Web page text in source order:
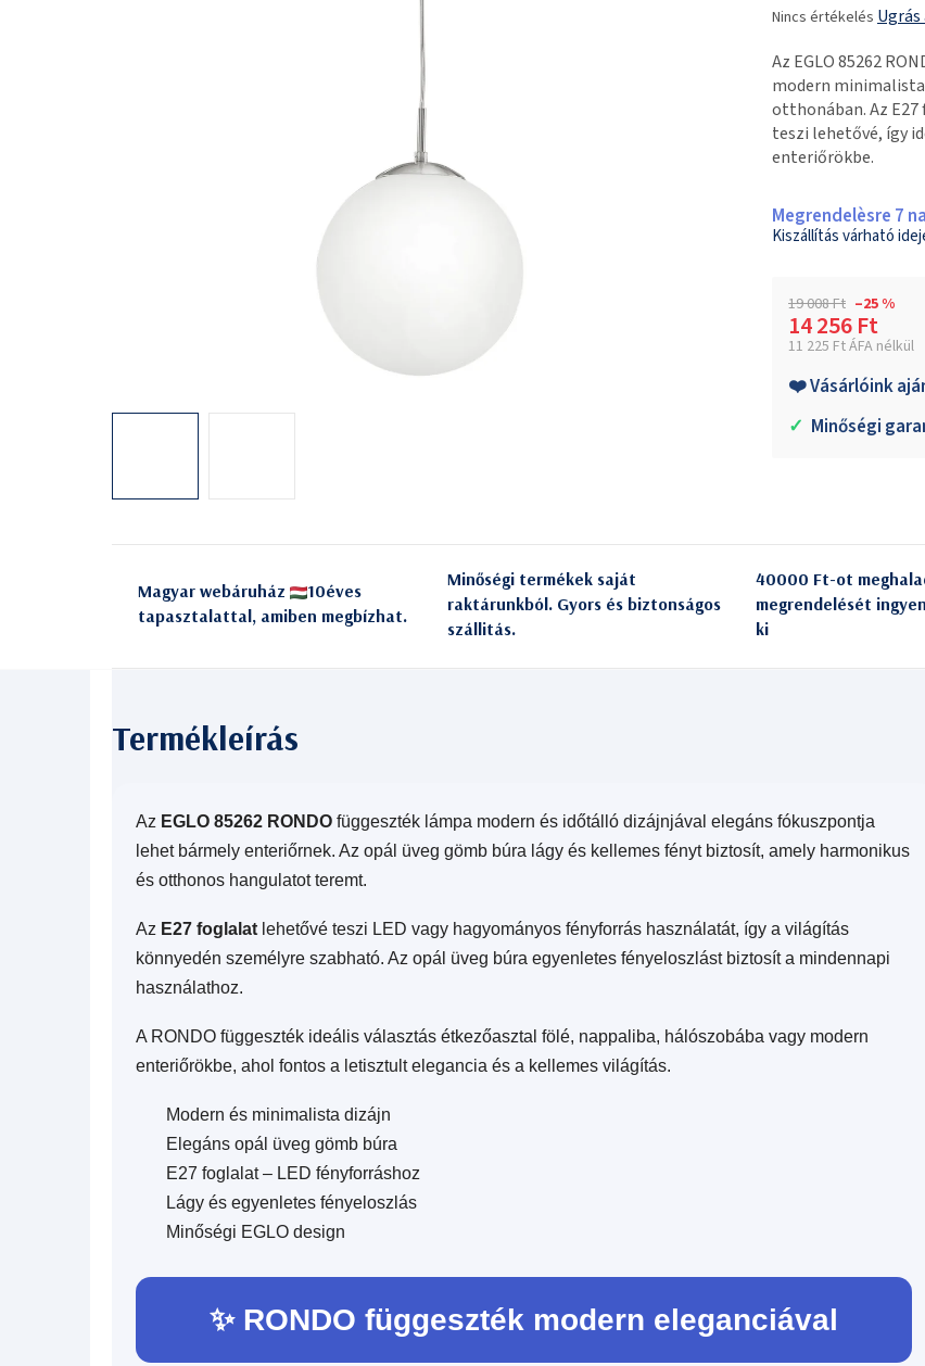
termék
értékelése
5-
ből
0,0
csillag.
Nincs értékelés
Az EGLO 85262
modern
otthonában. Az
teszi lehetővé, így
enteriőrökbe.
Megrendelèsre 7
19 008 Ft –25 %
14 256 Ft
11 225 Ft ÁFA nélkül
❤️ Vásárlóink
✓ Minőségi
Magyar webáruház
10éves
tapasztalattal, amiben megbízhat.
Minőségi termékek saját
raktárunkból. Gyors és biztonságos
szállitás.
40000 Ft-ot
megrendelését
ki
Az EGLO 85262 RONDO függeszték lámpa modern és időtálló dizájnjával elegáns fókuszpontja
lehet bármely enteriőrnek. Az opál üveg gömb búra lágy és kellemes fényt biztosít, amely harmonikus
és otthonos hangulatot teremt.
Az E27 foglalat lehetővé teszi LED vagy hagyományos fényforrás használatát, így a világítás
könnyedén személyre szabható. Az opál üveg búra egyenletes fényeloszlást biztosít a mindennapi
használathoz.
A RONDO függeszték ideális választás étkezőasztal fölé, nappaliba, hálószobába vagy modern
enteriőrökbe, ahol fontos a letisztult elegancia és a kellemes világítás.
Modern és minimalista dizájn
Elegáns opál üveg gömb búra
E27 foglalat – LED fényforráshoz
Lágy és egyenletes fényeloszlás
Minőségi EGLO design
✨ RONDO függeszték modern eleganciával